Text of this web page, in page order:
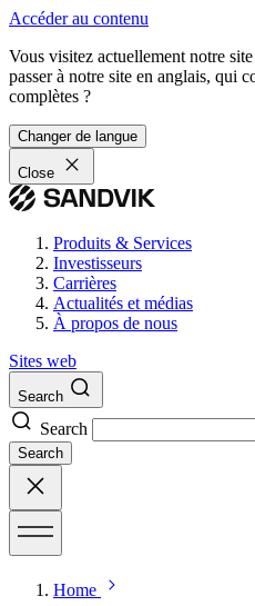
Accéder au contenu
Vous visitez actuellement notre
passer à notre site en anglais, qui
complètes ?
Changer de langue
Close
Produits & Services
Investisseurs
Carrières
Actualités et médias
À propos de nous
Sites web
Search
Search
Search
Home